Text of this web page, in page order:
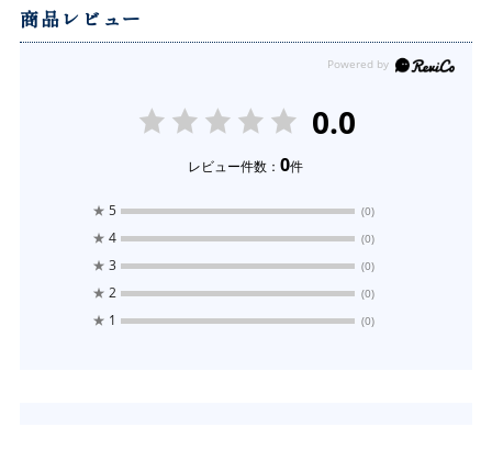
商品レビュー
0.0
レビュー件数：0件
★ 5 (0)
★ 4 (0)
★ 3 (0)
★ 2 (0)
★ 1 (0)